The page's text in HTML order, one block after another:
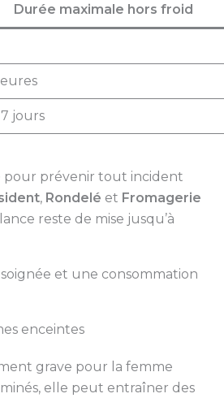
Durée maximale hors froid
jours
pour prévenir tout incident
, Rondelé et Fromagerie
reste de mise jusqu’à
et une consommation
enceintes
grave pour la femme
elle peut entraîner des